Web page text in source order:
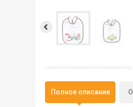
Полное описание